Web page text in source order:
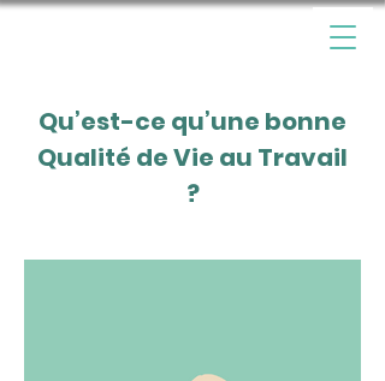
Qu’est-ce qu’une bonne
Qualité de Vie au Travail
?